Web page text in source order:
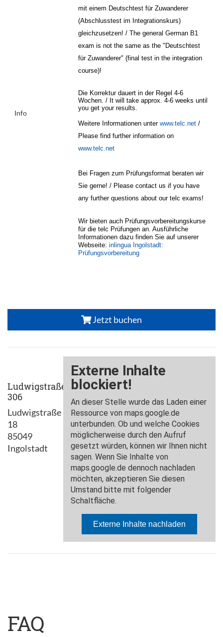
Info
mit einem Deutschtest für Zuwanderer
(Abschlusstest im Integrationskurs)
gleichzusetzen! / The general German B1
exam is not the same as the "Deutschtest
für Zuwanderer" (final test in the integration
course)!
Die Korrektur dauert in der Regel 4-6
Wochen. / It will take approx. 4-6 weeks until
you get your results.
Weitere Informationen unter www.telc.net/
Please find further information on
www.telc.net
Bei Fragen zum Prüfungsformat beraten wir
Sie gerne! / Please contact us if you have
any further questions about our telc exams!
Wir bieten auch Prüfungsvorbereitungskurse
für die telc Prüfungen an. Ausführliche
Informationen dazu finden Sie auf unserer
Webseite: inlingua Ingolstadt:
Prüfungsvorbereitung
Jetzt buchen
Ludwigstraße
306
Ludwigstraße
18
85049
Ingolstadt
FAQ